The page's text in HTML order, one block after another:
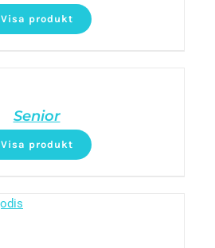
Visa produkt
Senior
Visa produkt